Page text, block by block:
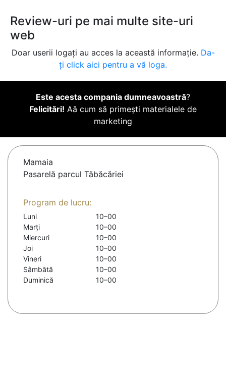
Review-uri pe mai multe site-uri
web
Doar userii logați au acces la această informație. Da-
ți click aici pentru a vă loga.
Este acesta compania dumneavoastră?
Felicitări! Aă cum să primești materialele de
marketing
Mamaia
Pasarelă parcul Tăbăcăriei
Program de lucru:
Luni
10–00
Marți
10–00
Miercuri
10–00
Joi
10–00
Vineri
10–00
Sâmbătă
10–00
Duminică
10–00